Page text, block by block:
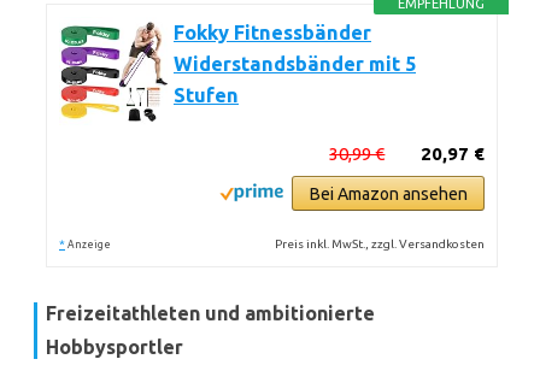
EMPFEHLUNG
Fokky Fitnessbänder
Widerstandsbänder mit 5
Stufen
20,97 €
30,99 €
Bei Amazon ansehen
* Anzeige Preis inkl. MwSt., zzgl. Versandkosten
Freizeitathleten und ambitionierte
Hobbysportler